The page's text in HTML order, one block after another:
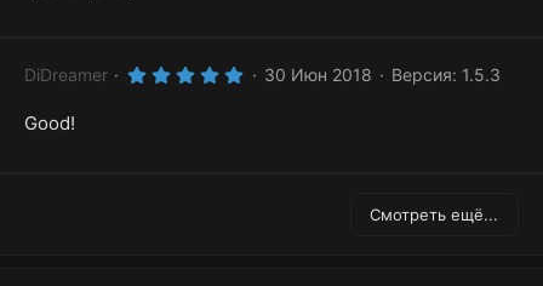
DiDreamer
5 30 Июн 2018 Версия: 1.5.3
Good!
Смотреть ещё...